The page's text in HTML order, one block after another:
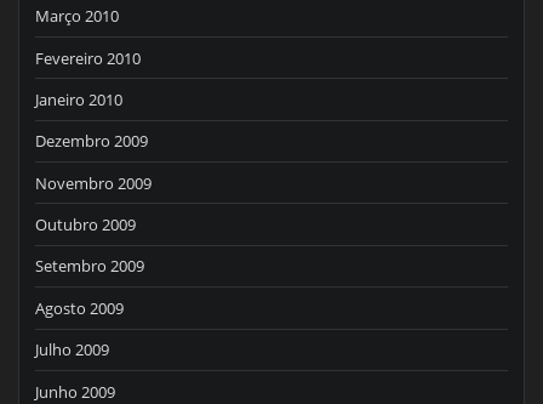
Março 2010
Fevereiro 2010
Janeiro 2010
Dezembro 2009
Novembro 2009
Outubro 2009
Setembro 2009
Agosto 2009
Julho 2009
Junho 2009